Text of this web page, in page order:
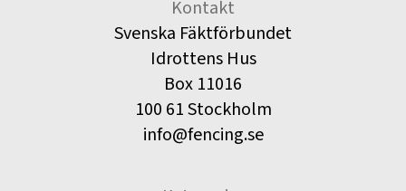
Kontakt
Svenska Fäktförbundet
Idrottens Hus
Box 11016
100 61 Stockholm
info@fencing.se